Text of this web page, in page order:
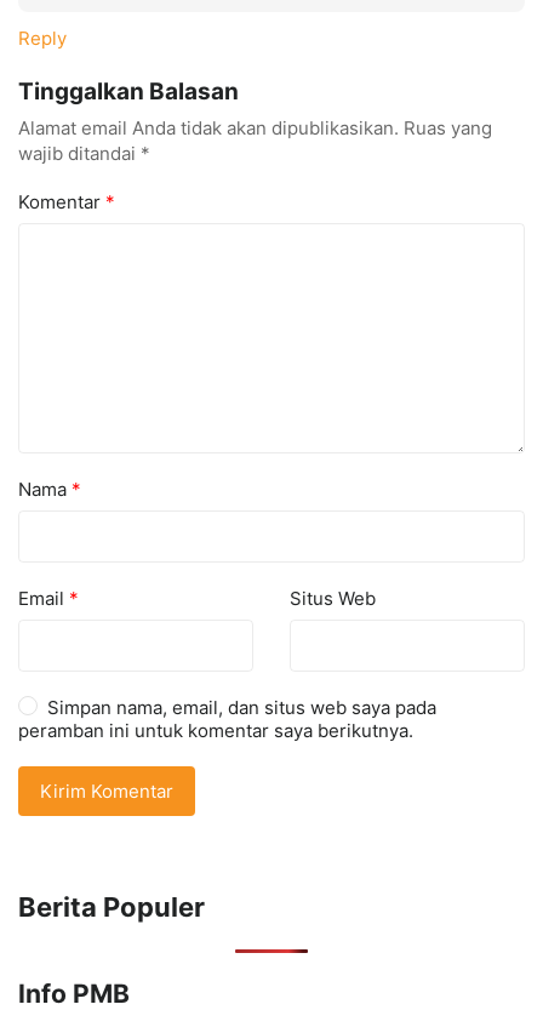
Reply
Tinggalkan Balasan
Alamat email Anda tidak akan dipublikasikan. Ruas yang
wajib ditandai *
Komentar *
Nama *
Email * Situs Web
Simpan nama, email, dan situs web saya pada
peramban ini untuk komentar saya berikutnya.
Berita Populer
Info PMB